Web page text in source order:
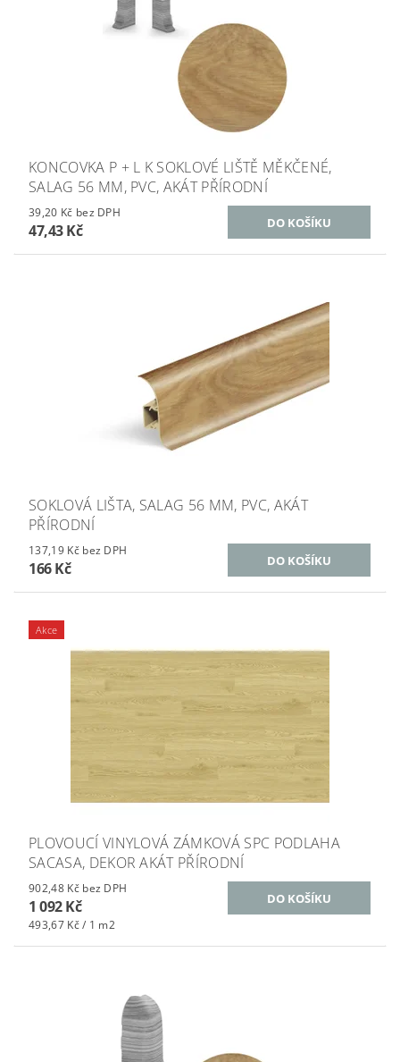
KONCOVKA P + L K SOKLOVÉ LIŠTĚ MĚKČENÉ,
SALAG 56 MM, PVC, AKÁT PŘÍRODNÍ
39,20 Kč bez DPH
47,43 Kč
SOKLOVÁ LIŠTA, SALAG 56 MM, PVC, AKÁT
PŘÍRODNÍ
137,19 Kč bez DPH
166 Kč
Akce
PLOVOUCÍ VINYLOVÁ ZÁMKOVÁ SPC PODLAHA
SACASA, DEKOR AKÁT PŘÍRODNÍ
902,48 Kč bez DPH
1 092 Kč
493,67 Kč / 1 m2